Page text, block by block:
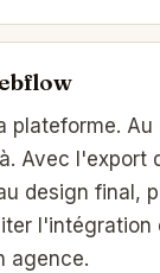
plateforme.
Avec l'export
design final,
agence.